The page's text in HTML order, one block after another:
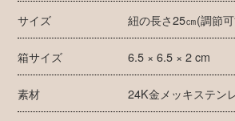
サイズ 紐の長さ25㎝(調節
箱サイズ 6.5 × 6.5 × 2 cm
素材 24K金メッキステン